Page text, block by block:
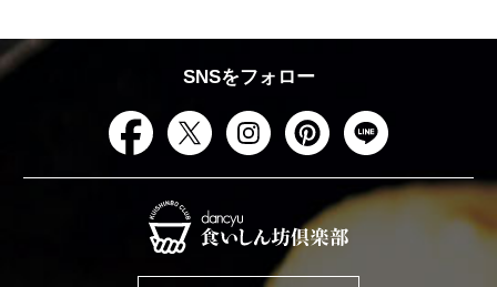
SNSをフォロー